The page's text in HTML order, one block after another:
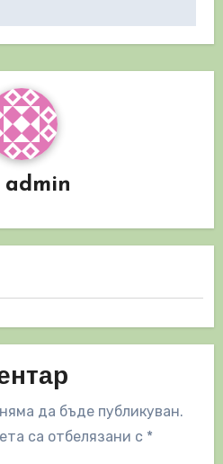
admin
да бъде публикуван.
са отбелязани с *